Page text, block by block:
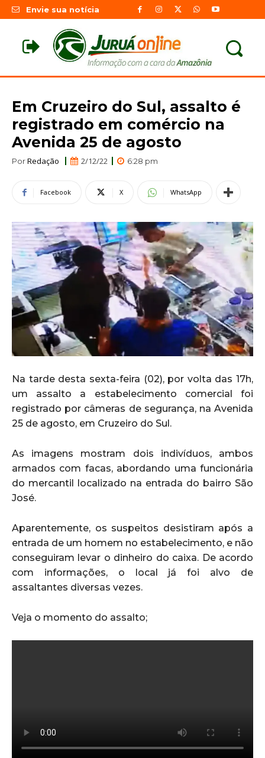
Envie sua notícia
Em Cruzeiro do Sul, assalto é
registrado em comércio na
Avenida 25 de agosto
PorRedação 2/12/22 6:28 pm
Facebook X WhatsApp
Na tarde desta sexta-feira (02), por volta das 17h,
um assalto a estabelecimento comercial foi
registrado por câmeras de segurança, na Avenida
25 de agosto, em Cruzeiro do Sul.
As imagens mostram dois indivíduos, ambos
armados com facas, abordando uma funcionária
do mercantil localizado na entrada do bairro São
José.
Aparentemente, os suspeitos desistiram após a
entrada de um homem no estabelecimento, e não
conseguiram levar o dinheiro do caixa. De acordo
com informações, o local já foi alvo de
assaltantes diversas vezes.
Veja o momento do assalto;